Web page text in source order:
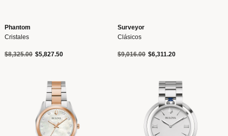
Phantom
Cristales
Precio reducido de
$8,325.00a$5,827.50
Surveyor
Clásicos
Precio reducido de
$9,016.00a$6,311.20